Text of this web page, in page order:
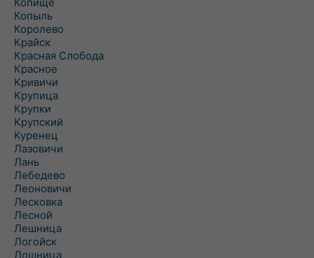
Копыль
Королево
Крайск
Красная Слобода
Красное
Кривичи
Крупица
Крупки
Крупский
Куренец
Лазовичи
Лань
Лебедево
Леоновичи
Лесковка
Лесной
Лешница
Логойск
Лошница